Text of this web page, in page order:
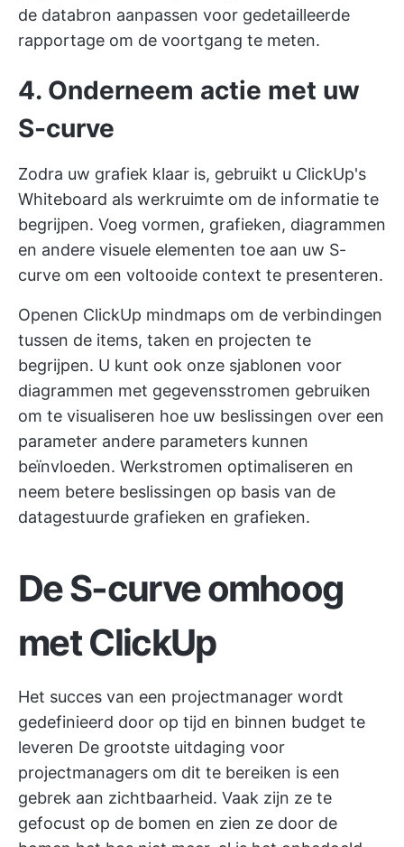
de databron aanpassen voor gedetailleerde
rapportage om de voortgang te meten.
4. Onderneem actie met uw
S-curve
Zodra uw grafiek klaar is, gebruikt u ClickUp's
Whiteboard als werkruimte om de informatie te
begrijpen. Voeg vormen, grafieken, diagrammen
en andere visuele elementen toe aan uw S-
curve om een voltooide context te presenteren.
Openen ClickUp mindmaps om de verbindingen
tussen de items, taken en projecten te
begrijpen. U kunt ook onze sjablonen voor
diagrammen met gegevensstromen gebruiken
om te visualiseren hoe uw beslissingen over een
parameter andere parameters kunnen
beïnvloeden. Werkstromen optimaliseren en
neem betere beslissingen op basis van de
datagestuurde grafieken en grafieken.
De S-curve omhoog
met ClickUp
Het succes van een projectmanager wordt
gedefinieerd door op tijd en binnen budget te
leveren De grootste uitdaging voor
projectmanagers om dit te bereiken is een
gebrek aan zichtbaarheid. Vaak zijn ze te
gefocust op de bomen en zien ze door de